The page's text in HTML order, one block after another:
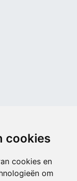
cookies
cookies en
om